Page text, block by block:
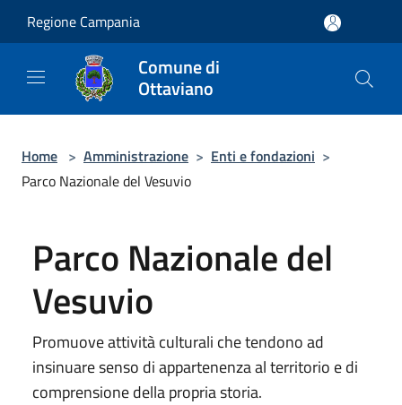
Regione Campania
Comune di
Ottaviano
Home > Amministrazione > Enti e fondazioni >
Parco Nazionale del Vesuvio
Parco Nazionale del
Vesuvio
Promuove attività culturali che tendono ad
insinuare senso di appartenenza al territorio e di
comprensione della propria storia.